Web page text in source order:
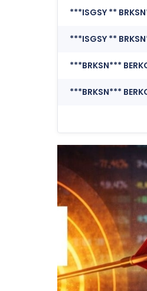
***ISGSY **
***ISGSY **